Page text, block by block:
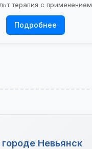
терапия с применением
теории.
Подробнее
Невьянск